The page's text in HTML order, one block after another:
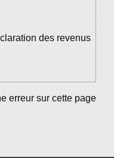
des revenus
erreur sur cette page